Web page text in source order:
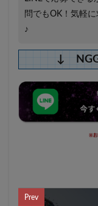
問でもOK！気軽
♪
↓
Prev